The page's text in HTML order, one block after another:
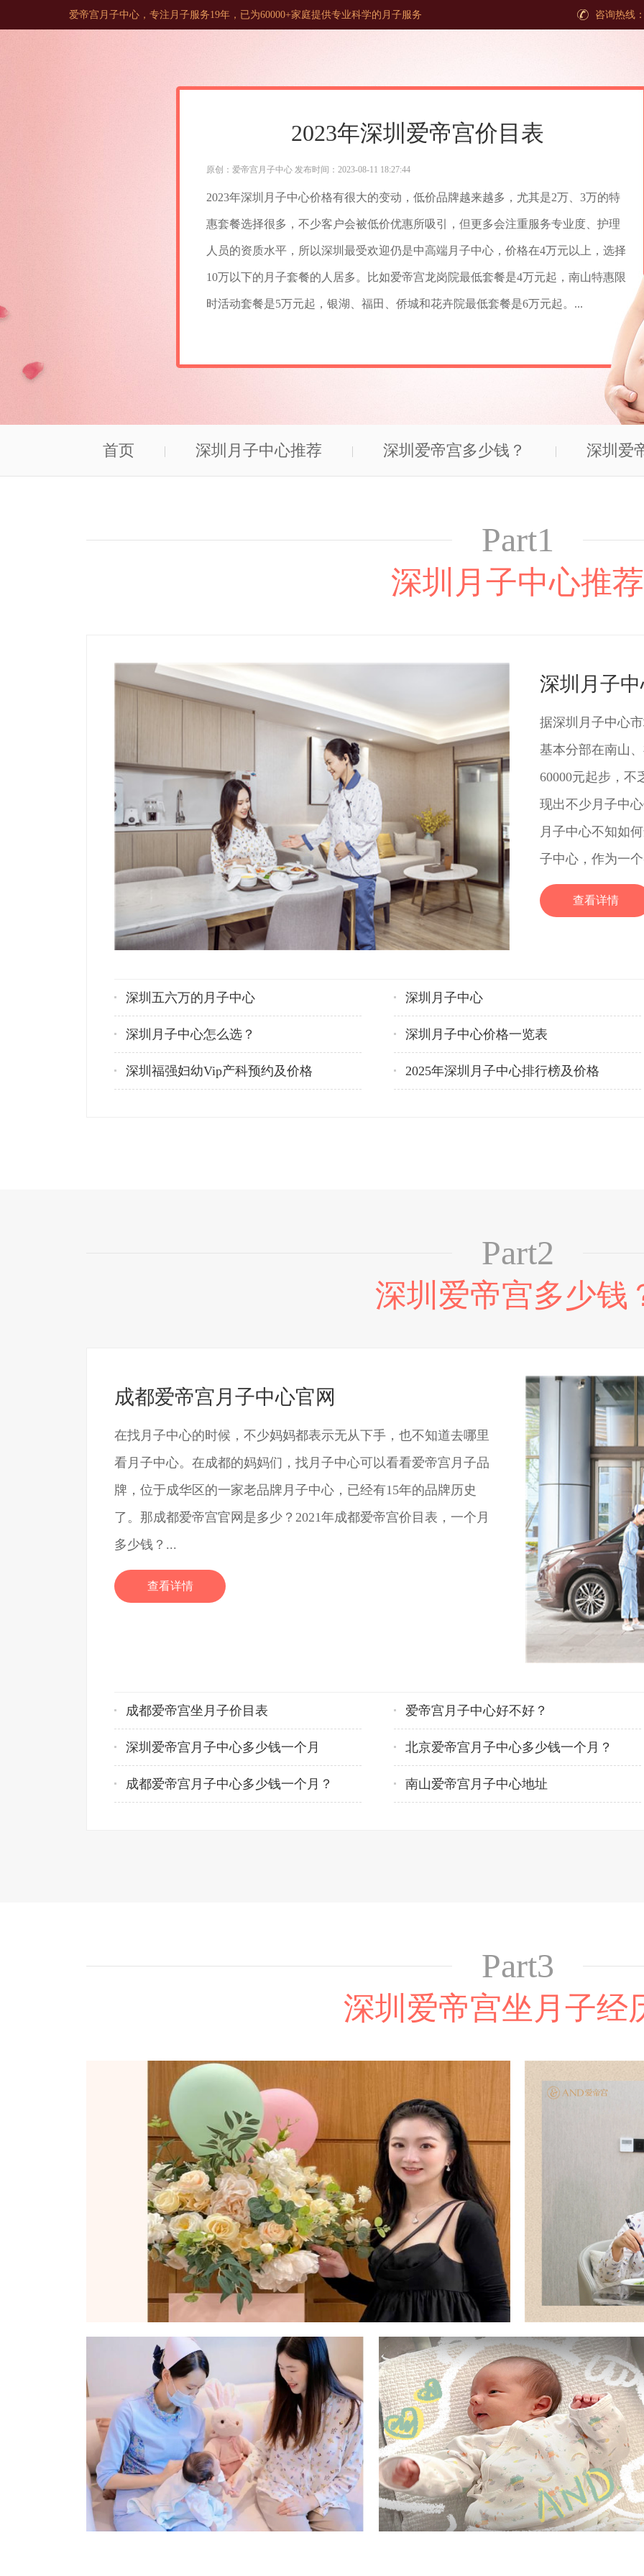
咨询热线
爱帝宫月子中心，专注月子服务19年，已为60000+家庭提供专业科学的月子服务
2023年深圳爱帝宫价目表
原创：爱帝宫月子中心 发布时间：2023-08-11 18:27:44
2023年深圳月子中心价格有很大的变动，低价品牌越来越多，尤其是2万、3万的特
惠套餐选择很多，不少客户会被低价优惠所吸引，但更多会注重服务专业度、护理
人员的资质水平，所以深圳最受欢迎仍是中高端月子中心，价格在4万元以上，选择
10万以下的月子套餐的人居多。比如爱帝宫龙岗院最低套餐是4万元起，南山特惠限
时活动套餐是5万元起，银湖、福田、侨城和花卉院最低套餐是6万元起。...
首页 深圳月子中心推荐 深圳爱帝宫多少钱？ 深圳爱
Part1
深圳月子中心推荐
深圳月子
据深圳月子中心
基本分部在南山
60000元起步，
现出不少月子中
月子中心不知如
子中心，作为一
查看详情
深圳五六万的月子中心 深圳月子中心
深圳月子中心怎么选？ 深圳月子中心价格一览表
深圳福强妇幼Vip产科预约及价格 2025年深圳月子中心排行榜及价格
Part2
深圳爱帝宫多少钱
成都爱帝宫月子中心官网
在找月子中心的时候，不少妈妈都表示无从下手，也不知道去哪里
看月子中心。在成都的妈妈们，找月子中心可以看看爱帝宫月子品
牌，位于成华区的一家老品牌月子中心，已经有15年的品牌历史
了。那成都爱帝宫官网是多少？2021年成都爱帝宫价目表，一个月
多少钱？...
查看详情
成都爱帝宫坐月子价目表 爱帝宫月子中心好不好？
深圳爱帝宫月子中心多少钱一个月 北京爱帝宫月子中心多少钱一个月？
成都爱帝宫月子中心多少钱一个月？ 南山爱帝宫月子中心地址
Part3
深圳爱帝宫坐月子经